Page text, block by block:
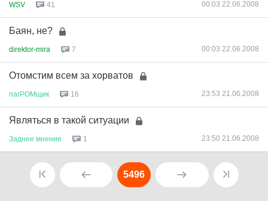
WSV 41 00:03 22.06.2008
Баян, не?
direktor-mira 7 00:03 22.06.2008
Отомстим всем за хорватов
пагРОМщик 16 23:53 21.06.2008
Являться в такой ситуации
Заднее мнение 1 23:50 21.06.2008
5496